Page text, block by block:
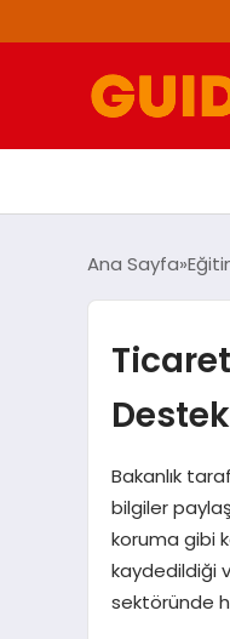
Ana Sayfa
Bakanlık
bilgiler
koruma gibi
kaydedildiği
sektöründe